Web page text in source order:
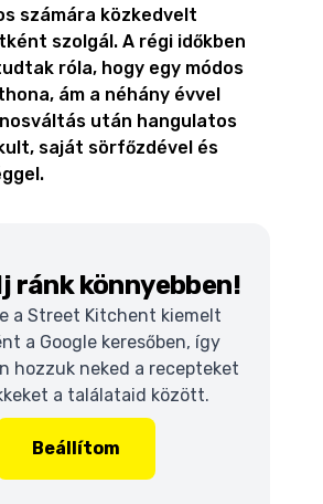
számára közkedvelt
szolgál. A régi időkben
róla, hogy egy módos
ám a néhány évvel
után hangulatos
saját sörfőzdével és
ránk könnyebben!
a Street Kitchent kiemelt
a Google keresőben, így
hozzuk neked a recepteket
a találataid között.
Beállítom